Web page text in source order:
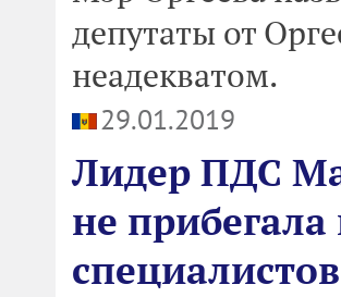
депутаты от
неадекватом.
29.01.2019
Лидер ПДС
не
специалистов